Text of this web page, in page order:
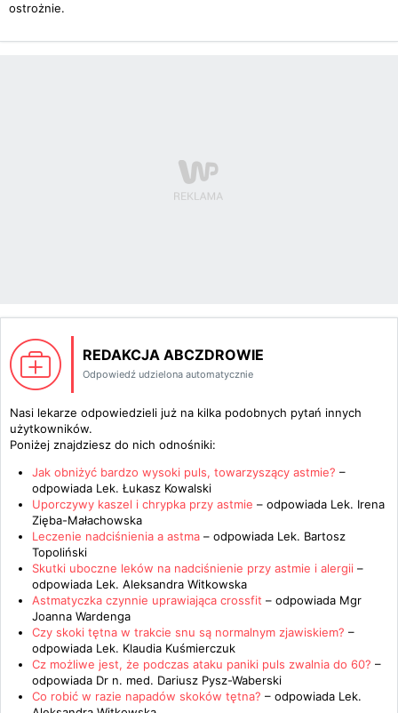
ostrożnie.
REDAKCJA ABCZDROWIE
Odpowiedź udzielona automatycznie
Nasi lekarze odpowiedzieli już na kilka podobnych pytań innych
użytkowników.
Poniżej znajdziesz do nich odnośniki:
Jak obniżyć bardzo wysoki puls, towarzyszący astmie? –
odpowiada Lek. Łukasz Kowalski
Uporczywy kaszel i chrypka przy astmie – odpowiada Lek. Irena
Zięba-Małachowska
Leczenie nadciśnienia a astma – odpowiada Lek. Bartosz
Topoliński
Skutki uboczne leków na nadciśnienie przy astmie i alergii –
odpowiada Lek. Aleksandra Witkowska
Astmatyczka czynnie uprawiająca crossfit – odpowiada Mgr
Joanna Wardenga
Czy skoki tętna w trakcie snu są normalnym zjawiskiem? –
odpowiada Lek. Klaudia Kuśmierczuk
Cz możliwe jest, że podczas ataku paniki puls zwalnia do 60? –
odpowiada Dr n. med. Dariusz Pysz-Waberski
Co robić w razie napadów skoków tętna? – odpowiada Lek.